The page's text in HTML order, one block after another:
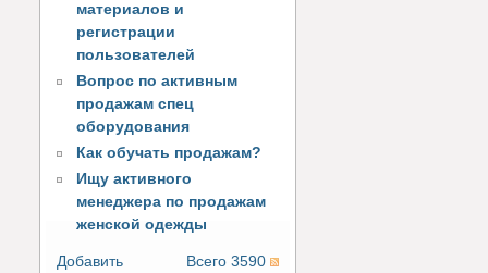
материалов и
регистрации
пользователей
Вопрос по активным
продажам спец
оборудования
Как обучать продажам?
Ищу активного
менеджера по продажам
женской одежды
Всего 3590
Добавить